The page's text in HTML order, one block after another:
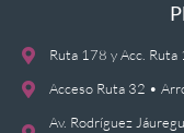
Ruta 178 y Acc.
Acceso Ruta 32 •
Av. Rodríguez